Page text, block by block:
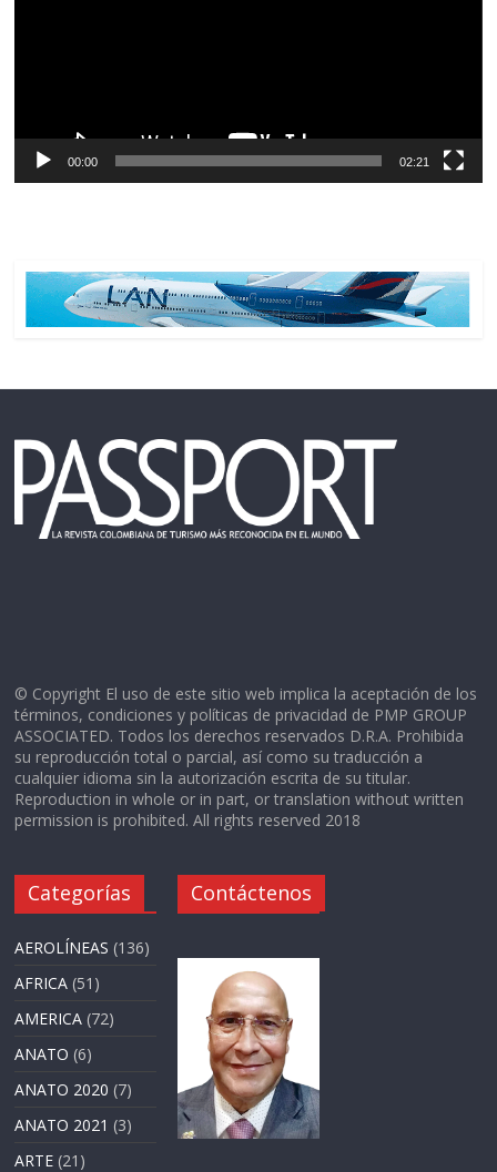
00:00 02:21
© Copyright El uso de este sitio web implica la aceptación de los
términos, condiciones y políticas de privacidad de PMP GROUP
ASSOCIATED. Todos los derechos reservados D.R.A. Prohibida
su reproducción total o parcial, así como su traducción a
cualquier idioma sin la autorización escrita de su titular.
Reproduction in whole or in part, or translation without written
permission is prohibited. All rights reserved 2018
Categorías
AEROLÍNEAS (136)
AFRICA (51)
AMERICA (72)
ANATO (6)
ANATO 2020 (7)
ANATO 2021 (3)
ARTE (21)
Contáctenos